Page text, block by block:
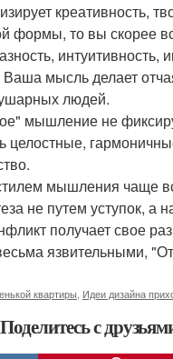
креативность,
формы, то вы скорее
интуитивность,
Ваша мысль делает
людей.
мышление не
целостные,
мышления чаще
не путем уступок,
получает свое
язвительными,
квартиры Идеи дизайна
с